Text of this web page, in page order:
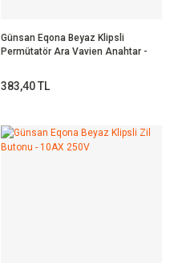
Günsan Eqona Beyaz Klipsli
Permütatör Ara Vavien Anahtar -
383,40 TL